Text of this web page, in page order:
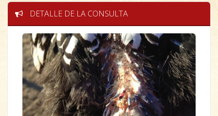
DETALLE DE LA CONSULTA